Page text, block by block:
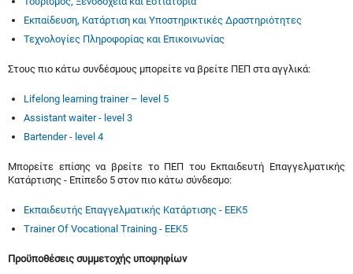
Εκπαίδευση, Κατάρτιση και Υποστηρικτικές Δραστηριότητες
Τεχνολογίες Πληροφορίας και Επικοινωνίας
Στους πιο κάτω συνδέσμους μπορείτε να βρείτε ΠΕΠ στα αγγλικά:
Lifelong learning trainer – level 5
Assistant waiter - level 3
Bartender - level 4
Μπορείτε επίσης να βρείτε το ΠΕΠ του Εκπαιδευτή Επαγγελματικής
Κατάρτισης - Επίπεδο 5 στον πιο κάτω σύνδεσμο:
Εκπαιδευτής Επαγγελματικής Κατάρτισης - ΕΕΚ5
Trainer Of Vocational Training - EEK5
Προϋποθέσεις συμμετοχής υποψηφίων